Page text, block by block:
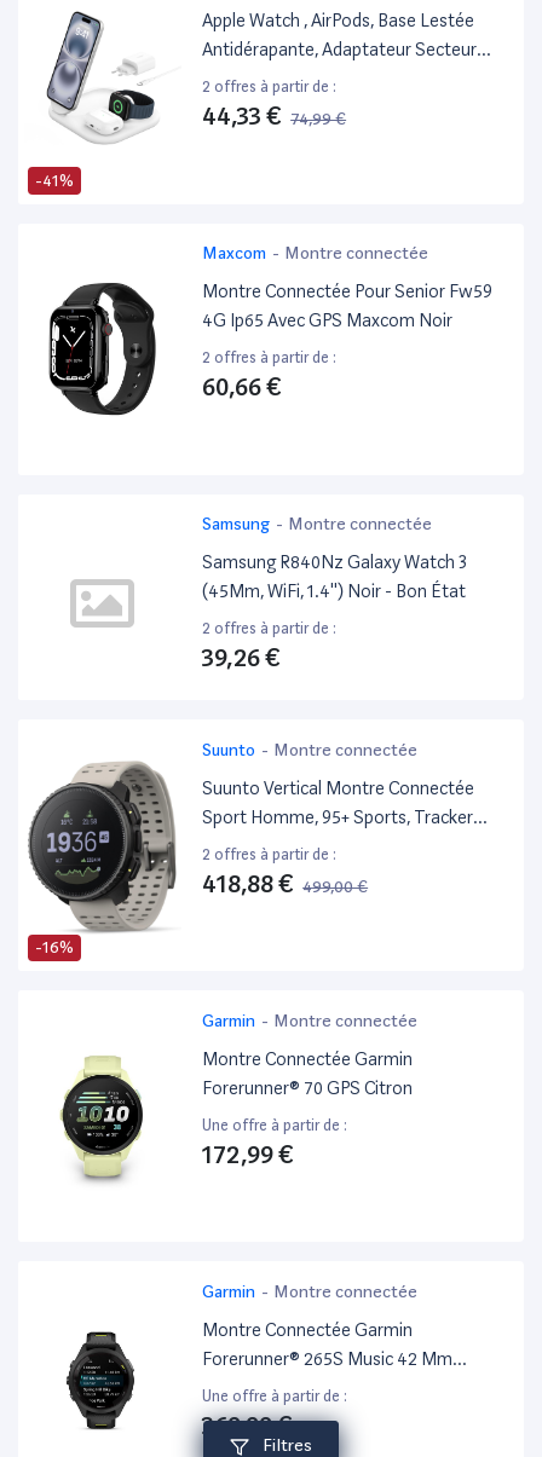
Filtres
-41%
Apple Watch , AirPods, Base Lestée
Antidérapante, Adaptateur Secteur
Inclus, Blanc)
2 offres à partir de :
44,33 € 74,99 €
Maxcom - Montre connectée
Montre Connectée Pour Senior Fw59
4G Ip65 Avec GPS Maxcom Noir
2 offres à partir de :
60,66 €
Samsung - Montre connectée
Samsung R840Nz Galaxy Watch 3
(45Mm, WiFi, 1.4'') Noir - Bon État
2 offres à partir de :
39,26 €
-16%
Suunto - Montre connectée
Suunto Vertical Montre Connectée
Sport Homme, 95+ Sports, Tracker
D'Activités GPS Bi-Bande, Cartes Hors-
Ligne, Smartwatch Intelligent Soins De
2 offres à partir de :
418,88 € 499,00 €
Garmin - Montre connectée
Montre Connectée Garmin
Forerunner® 70 GPS Citron
Une offre à partir de :
172,99 €
Garmin - Montre connectée
Montre Connectée Garmin
Forerunner® 265S Music 42 Mm
Bluetooth Noir Avec Bracelet Silicone
Noir
Une offre à partir de :
369,99 €